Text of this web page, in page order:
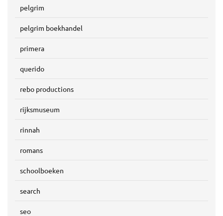
pelgrim
pelgrim boekhandel
primera
querido
rebo productions
rijksmuseum
rinnah
romans
schoolboeken
search
seo